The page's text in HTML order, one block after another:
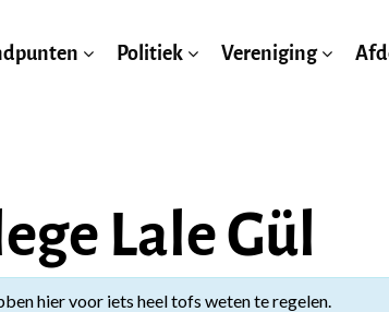
Politiek Vereniging
Lale Gül
hier voor iets heel tofs weten te regelen.